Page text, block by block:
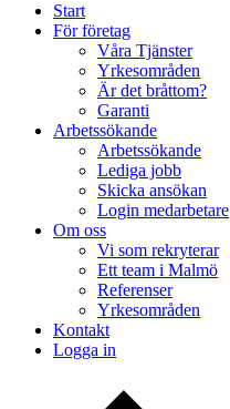
Start
För företag
Våra Tjänster
Yrkesområden
Är det bråttom?
Garanti
Arbetssökande
Arbetssökande
Lediga jobb
Skicka ansökan
Login medarbetare
Om oss
Vi som rekryterar
Ett team i Malmö
Referenser
Yrkesområden
Kontakt
Logga in